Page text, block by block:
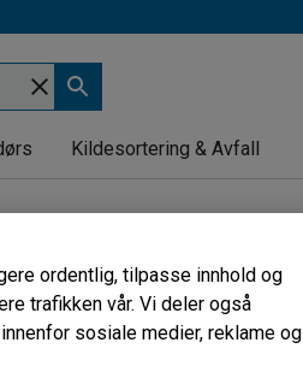
Kildesortering & Avfall
ordentlig, tilpasse innhold og
trafikken vår. Vi deler også
sosiale medier, reklame og